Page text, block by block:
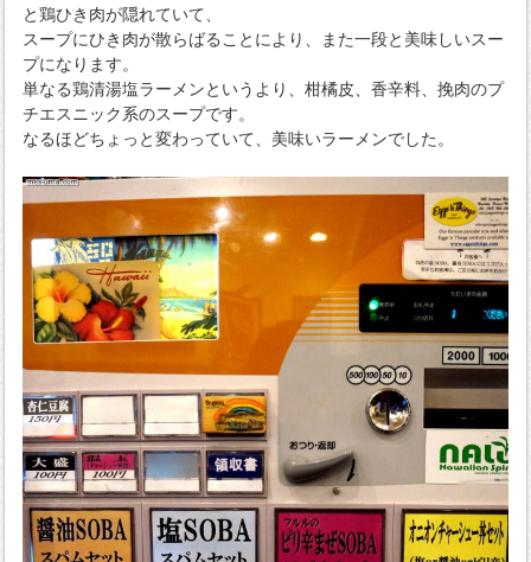
と鶏ひき肉が隠れていて、
スープにひき肉が散らばることにより、また一段と美味しいスー
プになります。
単なる鶏清湯塩ラーメンというより、柑橘皮、香辛料、挽肉のプ
チエスニック系のスープです。
なるほどちょっと変わっていて、美味いラーメンでした。